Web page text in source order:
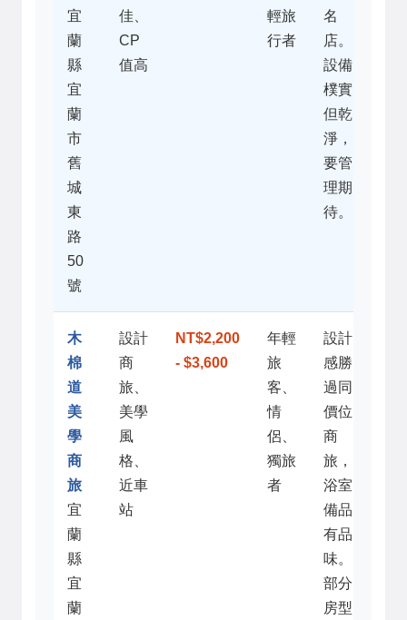
宜
蘭
縣
宜
蘭
市
舊
城
東
路
50
號
佳、
CP
值高
輕旅
行者
名
店。
設備
樸實
但乾
淨，
要管
理期
待。
木
棉
道
美
學
商
旅
宜
蘭
縣
宜
蘭
設計
商
旅、
美學
風
格、
近車
站
NT$2,200
- $3,600
年輕
旅
客、
情
侶、
獨旅
者
設計
感勝
過同
價位
商
旅，
浴室
備品
有品
味。
部分
房型